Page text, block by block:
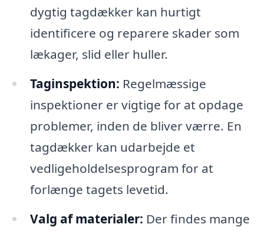
dygtig tagdækker kan hurtigt
identificere og reparere skader som
lækager, slid eller huller.
Taginspektion: Regelmæssige
inspektioner er vigtige for at opdage
problemer, inden de bliver værre. En
tagdækker kan udarbejde et
vedligeholdelsesprogram for at
forlænge tagets levetid.
Valg af materialer: Der findes mange